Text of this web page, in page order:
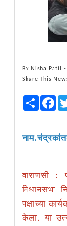
By Nisha Patil
-
Share This
Share
वाराणसी :
विधानसभा
पक्षाच्या
केला. या